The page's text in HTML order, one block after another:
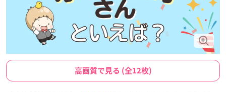
高画質で見る (全12枚)